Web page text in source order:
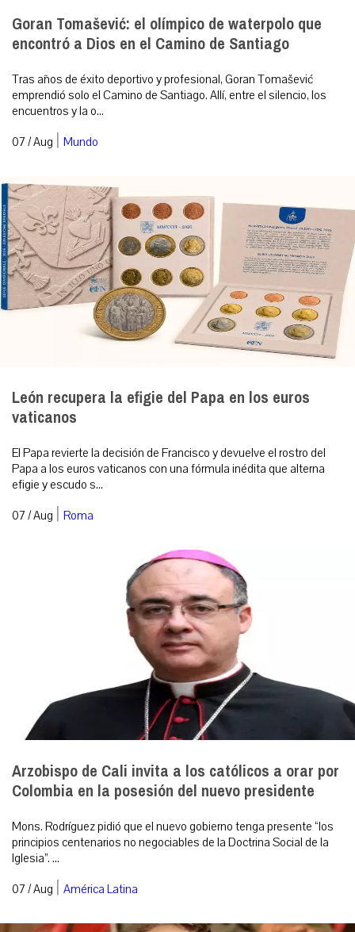
Goran Tomašević: el olímpico de waterpolo que
encontró a Dios en el Camino de Santiago
Tras años de éxito deportivo y profesional, Goran Tomašević
emprendió solo el Camino de Santiago. Allí, entre el silencio, los
encuentros y la o...
07 / Aug | Mundo
León recupera la efigie del Papa en los euros
vaticanos
El Papa revierte la decisión de Francisco y devuelve el rostro del
Papa a los euros vaticanos con una fórmula inédita que alterna
efigie y escudo s...
07 / Aug | Roma
Arzobispo de Cali invita a los católicos a orar por
Colombia en la posesión del nuevo presidente
Mons. Rodríguez pidió que el nuevo gobierno tenga presente “los
principios centenarios no negociables de la Doctrina Social de la
Iglesia”. ...
07 / Aug | América Latina